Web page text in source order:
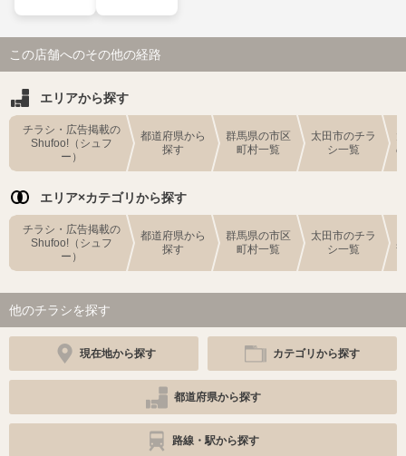
この店舗へのその他の経路
エリアから探す
チラシ・広告掲載の
Shufoo!（シュフ
ー）
都道府県から
探す
群馬県の市区
町村一覧
太田市のチラ
シ一覧
エリア×カテゴリから探す
チラシ・広告掲載の
Shufoo!（シュフ
ー）
都道府県から
探す
群馬県の市区
町村一覧
太田市のチラ
シ一覧
他のチラシを探す
現在地から探す カテゴリから探す
都道府県から探す
路線・駅から探す